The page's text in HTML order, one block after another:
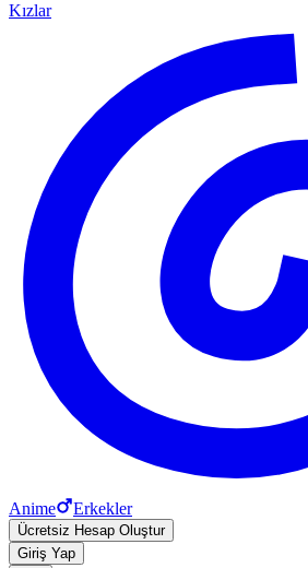
Kızlar
Anime Erkekler
Ücretsiz Hesap Oluştur
Giriş Yap